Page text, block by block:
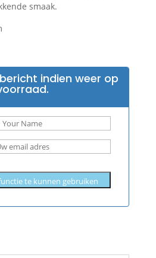
smaak.
indien weer op
te kunnen gebruiken